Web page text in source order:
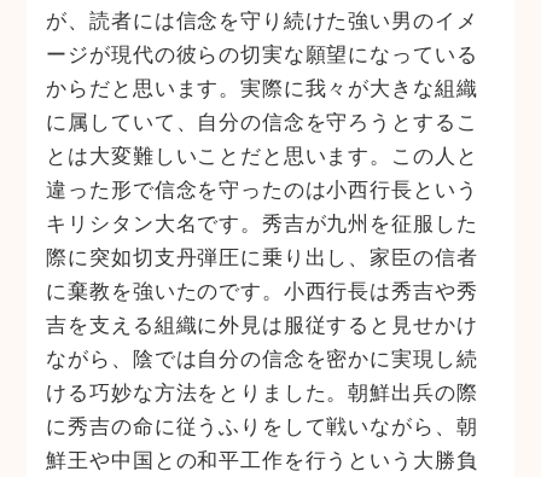
が、読者には信念を守り続けた強い男のイメ
ージが現代の彼らの切実な願望になっている
からだと思います。実際に我々が大きな組織
に属していて、自分の信念を守ろうとするこ
とは大変難しいことだと思います。この人と
違った形で信念を守ったのは小西行長という
キリシタン大名です。秀吉が九州を征服した
際に突如切支丹弾圧に乗り出し、家臣の信者
に棄教を強いたのです。小西行長は秀吉や秀
吉を支える組織に外見は服従すると見せかけ
ながら、陰では自分の信念を密かに実現し続
ける巧妙な方法をとりました。朝鮮出兵の際
に秀吉の命に従うふりをして戦いながら、朝
鮮王や中国との和平工作を行うという大勝負